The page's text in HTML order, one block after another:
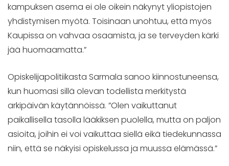
kampuksen asema ei ole oikein näkynyt yliopistojen
yhdistymisen myötä. Toisinaan unohtuu, että myös
Kaupissa on vahvaa osaamista, ja se terveyden kärki
jää huomaamatta.”
Opiskelijapolitiikasta Sarmala sanoo kiinnostuneensa,
kun huomasi sillä olevan todellista merkitystä
arkipäivän käytännöissä. ”Olen vaikuttanut
paikallisella tasolla lääkiksen puolella, mutta on paljon
asioita, joihin ei voi vaikuttaa siellä eikä tiedekunnassa
niin, että se näkyisi opiskelussa ja muussa elämässä.”